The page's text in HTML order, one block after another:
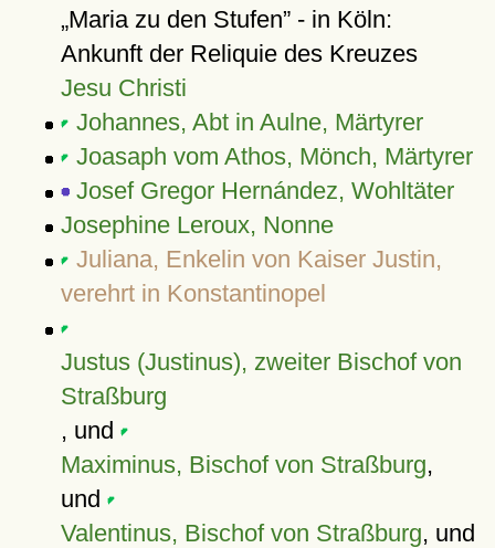
Maria zu den Stufen - in Köln:
Ankunft der Reliquie des Kreuzes
Jesu Christi
Johannes, Abt in Aulne, Märtyrer
Joasaph vom Athos, Mönch, Märtyrer
Josef Gregor Hernández, Wohltäter
Josephine Leroux, Nonne
Juliana, Enkelin von Kaiser Justin,
verehrt in Konstantinopel
Justus (Justinus), zweiter Bischof von
Straßburg
, und
Maximinus, Bischof von Straßburg,
und
Valentinus, Bischof von Straßburg, und